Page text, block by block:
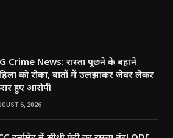
Crime News: रास्ता पूछने के बहाने
को रोका, बातों में उलझाकर जेवर लेकर
हुए आरोपी
6, 2026